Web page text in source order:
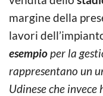
margine della
lavori
esempioper la
rappresentano un
Udinese che